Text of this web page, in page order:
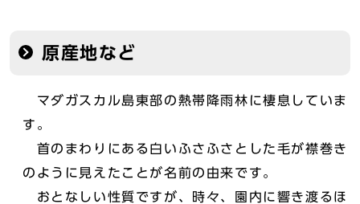
原産地など
マダガスカル島東部の熱帯降雨林に棲息していま
す。
首のまわりにある白いふさふさとした毛が襟巻き
のように見えたことが名前の由来です。
おとなしい性質ですが、時々、園内に響き渡るほ